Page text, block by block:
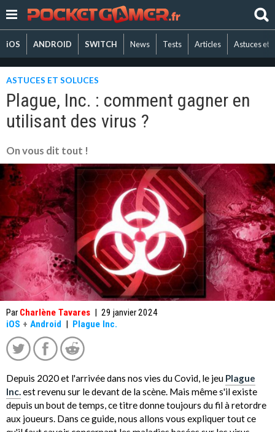
iOS ANDROID SWITCH News Tests Articles Astuces et
ASTUCES ET SOLUCES
Plague, Inc. : comment gagner en
utilisant des virus ?
On vous dit tout !
Par Charlène Tavares | 29 janvier 2024
iOS + Android | Plague Inc.
Depuis 2020 et l'arrivée dans nos vies du Covid, le jeu Plague
Inc.est revenu sur le devant de la scène. Mais même s'il existe
depuis un bout de temps, ce titre donne toujours du fil à retordre
aux joueurs. Dans ce guide, nous allons vous expliquer tout ce